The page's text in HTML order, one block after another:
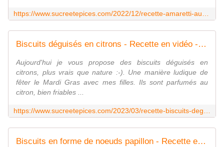
Biscuits déguisés en citrons - Recette en vidéo - www.sucreetepices.com
Aujourd'hui je vous propose des biscuits déguisés en
citrons, plus vrais que nature :-). Une manière ludique de
fêter le Mardi Gras avec mes filles. Ils sont parfumés au
citron, bien friables ...
Biscuits en forme de noeuds papillon - Recette en vidéo - www.sucreetepices.com